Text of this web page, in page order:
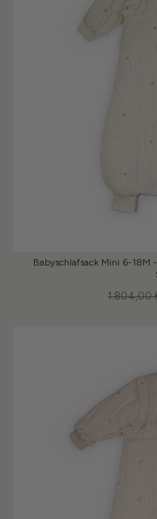
Babyschlafsack Mini 6-18M
1.804,00